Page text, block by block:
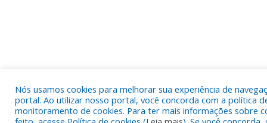
Nós usamos cookies para melhorar sua experiência de
portal. Ao utilizar nosso portal, você concorda com a política
monitoramento de cookies. Para ter mais informações sobre